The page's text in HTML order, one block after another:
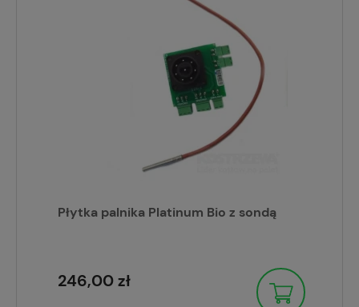
Płytka palnika Platinum Bio z sondą
246,00 zł